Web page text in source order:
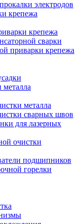
электродов
крепежа
крепежа
сварки
приварки крепежа
металла
сварных швов
для лазерных
очистки
подшипников
горелки